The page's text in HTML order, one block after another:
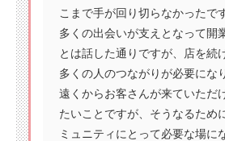
こまで手が回り切らなかったで
多くの出会いが支えとなって開
とは話した通りですが、店を続
多くの人のつながりが必要にな
遠くからお客さんが来ていただ
たいことですが、そうなるため
ミュニティにとって必要な場に